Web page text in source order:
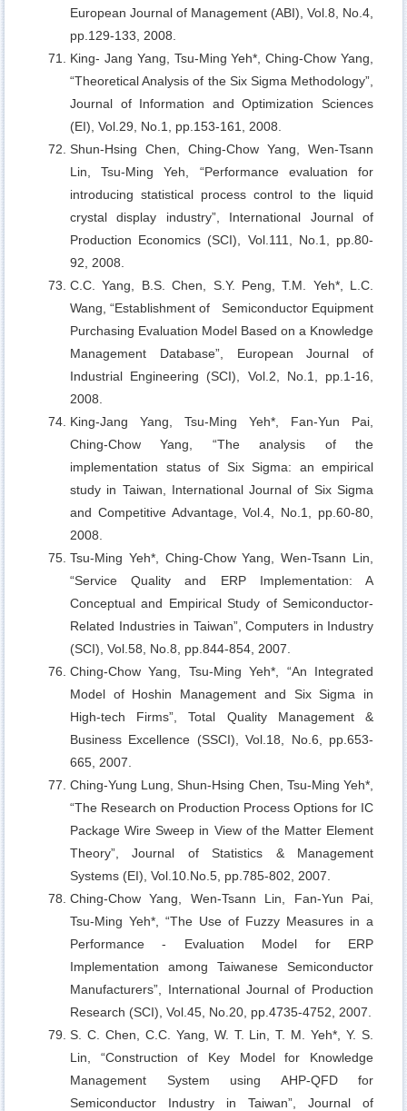
European Journal of Management (ABI), Vol.8, No.4,
pp.129-133, 2008.
King- Jang Yang, Tsu-Ming Yeh*, Ching-Chow Yang,
“Theoretical Analysis of the Six Sigma Methodology”,
Journal of Information and Optimization Sciences
(EI), Vol.29, No.1, pp.153-161, 2008.
Shun-Hsing Chen, Ching-Chow Yang, Wen-Tsann
Lin, Tsu-Ming Yeh, “Performance evaluation for
introducing statistical process control to the liquid
crystal display industry”, International Journal of
Production Economics (SCI), Vol.111, No.1, pp.80-
92, 2008.
C.C. Yang, B.S. Chen, S.Y. Peng, T.M. Yeh*, L.C.
Wang,“Establishment of Semiconductor Equipment
Purchasing Evaluation Model Based on a Knowledge
Management Database”, European Journal of
Industrial Engineering (SCI), Vol.2, No.1, pp.1-16,
2008.
King-Jang Yang, Tsu-Ming Yeh*, Fan-Yun Pai,
Ching-Chow Yang, “The analysis of the
implementation status of Six Sigma: an empirical
study in Taiwan, International Journal of Six Sigma
and Competitive Advantage, Vol.4, No.1, pp.60-80,
2008.
Tsu-Ming Yeh*, Ching-Chow Yang, Wen-Tsann Lin,
“Service Quality and ERP Implementation: A
Conceptual and Empirical Study of Semiconductor-
Related Industries in Taiwan”, Computers in Industry
(SCI), Vol.58, No.8, pp.844-854, 2007.
Ching-Chow Yang, Tsu-Ming Yeh*, “An Integrated
Model of Hoshin Management and Six Sigma in
High-tech Firms”, Total Quality Management &
Business Excellence (SSCI), Vol.18, No.6, pp.653-
665, 2007.
Ching-Yung Lung, Shun-Hsing Chen, Tsu-Ming Yeh*,
“The Research on Production Process Options for IC
Package Wire Sweep in View of the Matter Element
Theory”, Journal of Statistics & Management
Systems (EI), Vol.10.No.5, pp.785-802, 2007.
Ching-Chow Yang, Wen-Tsann Lin, Fan-Yun Pai,
Tsu-Ming Yeh*, “The Use of Fuzzy Measures in a
Performance - Evaluation Model for ERP
Implementation among Taiwanese Semiconductor
Manufacturers”, International Journal of Production
Research (SCI), Vol.45, No.20, pp.4735-4752, 2007.
S. C. Chen, C.C. Yang, W. T. Lin, T. M. Yeh*, Y. S.
Lin, “Construction of Key Model for Knowledge
Management System using AHP-QFD for
Semiconductor Industry in Taiwan”, Journal of